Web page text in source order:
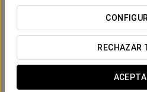
RECHAZAR
Horarios flexibles, todo pensado
agenda.
En el Eurostars Palacio Santa
experiencia confort pensando
Sin prisas, sin complicaciones.